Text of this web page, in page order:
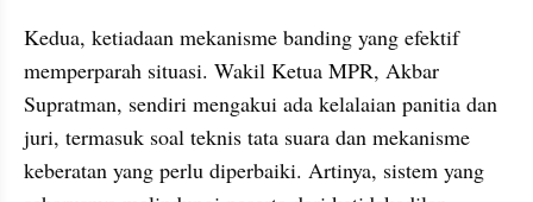
Kedua, ketiadaan mekanisme banding yang efektif
memperparah situasi. Wakil Ketua MPR, Akbar
Supratman, sendiri mengakui ada kelalaian panitia dan
juri, termasuk soal teknis tata suara dan mekanisme
keberatan yang perlu diperbaiki. Artinya, sistem yang